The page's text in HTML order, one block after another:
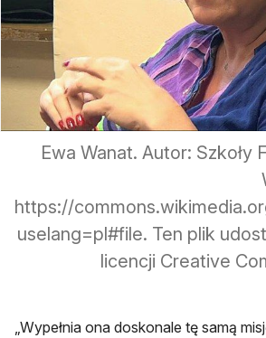
Ewa Wanat. Autor: Szkoły
https://
uselang=pl#file. Ten plik
licencji Creative
„Wypełnia ona doskonale tę samą